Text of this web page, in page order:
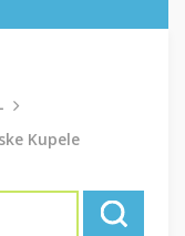
Kupele